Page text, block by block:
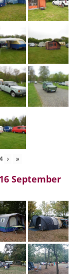
4 › »
September